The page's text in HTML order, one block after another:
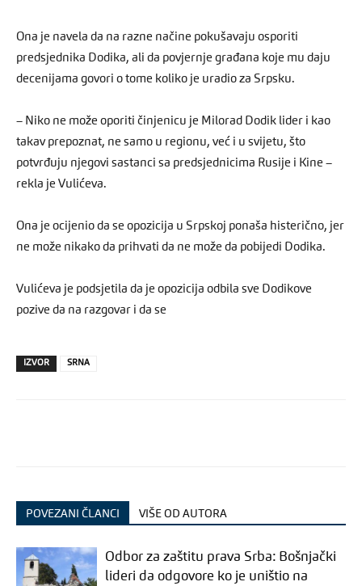
Ona je navela da na razne načine pokušavaju osporiti
predsjednika Dodika, ali da povjernje građana koje mu daju
decenijama govori o tome koliko je uradio za Srpsku.
– Niko ne može oporiti činjenicu je Milorad Dodik lider i kao
takav prepoznat, ne samo u regionu, već i u svijetu, što
potvrđuju njegovi sastanci sa predsjednicima Rusije i Kine –
rekla je Vulićeva.
Ona je ocijenio da se opozicija u Srpskoj ponaša histerično, jer
ne može nikako da prihvati da ne može da pobijedi Dodika.
Vulićeva je podsjetila da je opozicija odbila sve Dodikove
pozive da na razgovar i da se
IZVOR SRNA
POVEZANI ČLANCI VIŠE OD AUTORA
Odbor za zaštitu prava Srba: Bošnjački
lideri da odgovore ko je uništio na